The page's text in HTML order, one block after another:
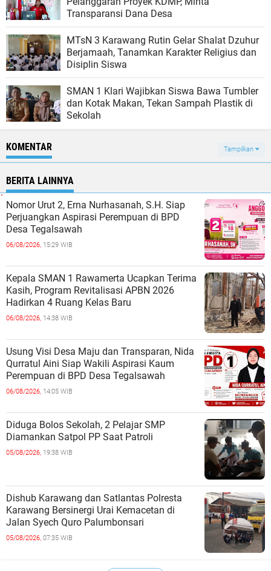
Transparansi Dana Desa
MTsN 3 Karawang Rutin Gelar Shalat Dzuhur
Berjamaah, Tanamkan Karakter Religius dan
Disiplin Siswa
SMAN 1 Klari Wajibkan Siswa Bawa Tumbler
dan Kotak Makan, Tekan Sampah Plastik di
Sekolah
KOMENTAR Tampilkan
BERITA LAINNYA
Nomor Urut 2, Erna Nurhasanah, S.H. Siap
Perjuangkan Aspirasi Perempuan di BPD
Desa Tegalsawah
06/08/2026, 15:29 WIB
Kepala SMAN 1 Rawamerta Ucapkan Terima
Kasih, Program Revitalisasi APBN 2026
Hadirkan 4 Ruang Kelas Baru
06/08/2026, 14:38 WIB
Usung Visi Desa Maju dan Transparan, Nida
Qurratul Aini Siap Wakili Aspirasi Kaum
Perempuan di BPD Desa Tegalsawah
06/08/2026, 14:05 WIB
Diduga Bolos Sekolah, 2 Pelajar SMP
Diamankan Satpol PP Saat Patroli
05/08/2026, 19:38 WIB
Dishub Karawang dan Satlantas Polresta
Karawang Bersinergi Urai Kemacetan di
Jalan Syech Quro Palumbonsari
05/08/2026, 07:35 WIB